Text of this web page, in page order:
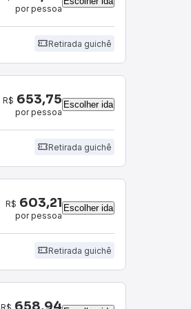
por pessoa
Retirada guichê
R$ 653,75
por pessoa
Escolher ida
Retirada guichê
R$ 603,21
por pessoa
Escolher ida
Retirada guichê
R$ 658,94